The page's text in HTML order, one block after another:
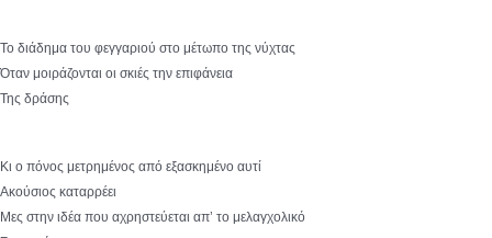
Το διάδημα του φεγγαριού στο μέτωπο της νύχτας
Όταν μοιράζονται οι σκιές την επιφάνεια
Της δράσης
Κι ο πόνος μετρημένος από εξασκημένο αυτί
Ακούσιος καταρρέει
Μες στην ιδέα που αχρηστεύεται απ’ το μελαγχολικό